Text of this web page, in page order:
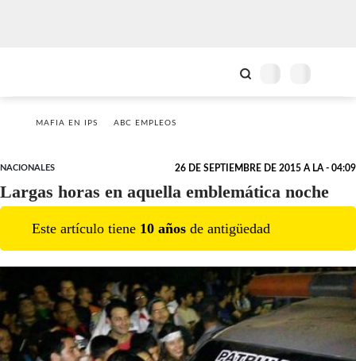
MAFIA EN IPS ABC EMPLEOS
NACIONALES 26 DE SEPTIEMBRE DE 2015 A LA - 04:09
Largas horas en aquella emblemática noche
Este artículo tiene 10 años de antigüedad